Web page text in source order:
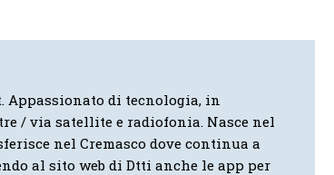
di tecnologia, in
/ via satellite e radiofonia. Nasce nel
nel Cremasco dove continua a
al sito web di Dtti anche le app per